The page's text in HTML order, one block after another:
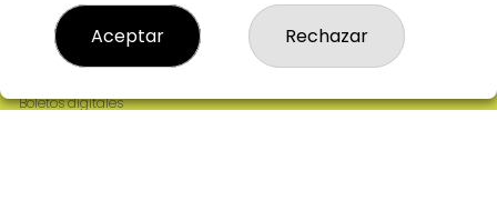
Resultados
Contacto
Empresas
Boletos digitales
Aceptar Rechazar